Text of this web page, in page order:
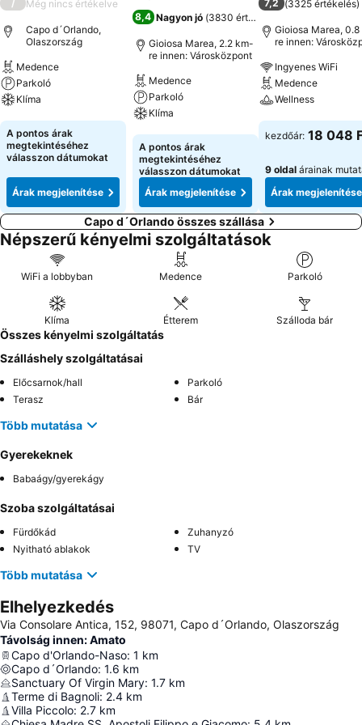
/ Még nincs értékelve
Capo d´Orlando,
Olaszország
Medence
Parkoló
Klíma
Árak megjelenítése
A pontos árak
megtekintéséhez
válasszon dátumokat
Árak megjelenítése
8,4 Nagyon jó (3830 értékelés
Gioiosa Marea, 2.2 km-
re innen: Városközpont
Medence
Parkoló
Klíma
Árak megjelenítése
A pontos árak
megtekintéséhez
válasszon dátumokat
Árak megjelenítése
7,2 (3325 értékelés)
Gioiosa Marea,
re innen:
Ingyenes WiFi
Medence
Wellness
Árak
kezdőár: 18 048
9 oldal árainak
Árak megjelenítése
Capo d´Orlando összes szállása
Népszerű kényelmi szolgáltatások
WiFi a lobbyban Medence Parkoló
Klíma Étterem Szálloda bár
Összes kényelmi szolgáltatás
Szálláshely szolgáltatásai
Előcsarnok/hall
Parkoló
Terasz
Bár
Több mutatása
Gyerekeknek
Babaágy/gyerekágy
Szoba szolgáltatásai
Fürdőkád
Zuhanyzó
Nyitható ablakok
TV
Több mutatása
Elhelyezkedés
Via Consolare Antica, 152, 98071, Capo d´Orlando, Olaszország
Távolság innen: Amato
Capo d'Orlando-Naso: 1 km
Capo d´Orlando: 1.6 km
Sanctuary Of Virgin Mary: 1.7 km
Terme di Bagnoli: 2.4 km
Villa Piccolo: 2.7 km